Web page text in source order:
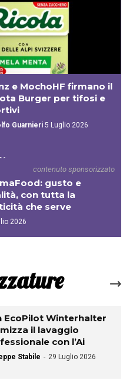
per l’estate di
in edizione limitata nasce
arrocchiata da una
da 50 g
e MochoHF firmano il
Burger per tifosi e
Guarnieri 5 Luglio 2026
contenuto sponsorizzato
gusto e
con tutta la
che serve
2026
EcoPilot Winterhalter
il lavaggio
con l’Ai
Stabile - 29 Luglio 2026